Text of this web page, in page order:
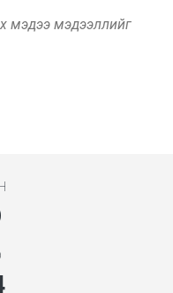
мэдээ мэдээллийг